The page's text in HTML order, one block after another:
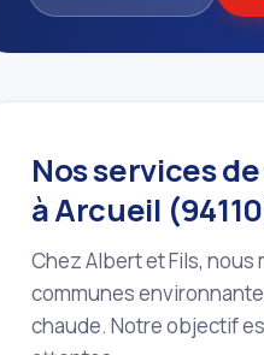
Nos services
à Arcueil
Chez Albert et Fils,
communes
chaude. Notre objectif